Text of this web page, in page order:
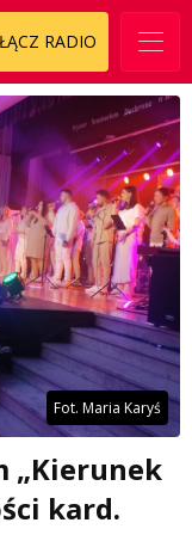
RADIO
Fot. Maria Karyś
„Kierunek
kard.